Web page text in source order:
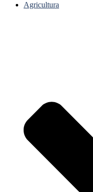
Agricultura